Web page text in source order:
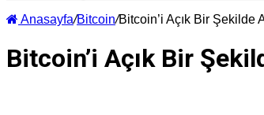
Anasayfa/Bitcoin/Bitcoin’i Açık Bir Şekilde
Bitcoin’i Açık Bir